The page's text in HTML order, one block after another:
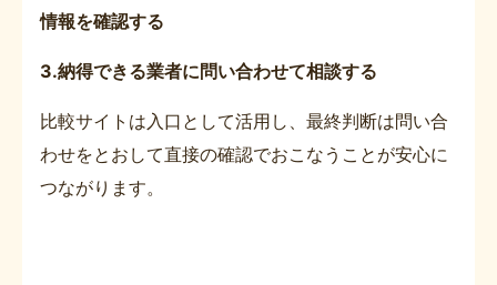
情報を確認する
3.納得できる業者に問い合わせて相談する
比較サイトは入口として活用し、最終判断は問い合
わせをとおして直接の確認でおこなうことが安心に
つながります。